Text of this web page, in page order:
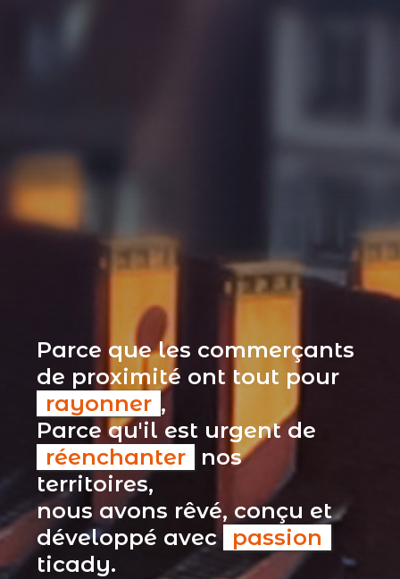
Parce que les commerçants
de proximité ont tout pour
rayonner ,
Parce qu'il est urgent de
réenchanter
nos
territoires,
nous avons rêvé, conçu et
développé avec passion
ticady.